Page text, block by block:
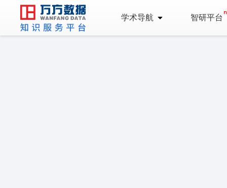
学术导航 智研平台